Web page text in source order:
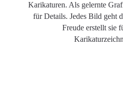
Karikaturen. Als gelernte
für Details. Jedes Bild geht
Freude erstellt sie